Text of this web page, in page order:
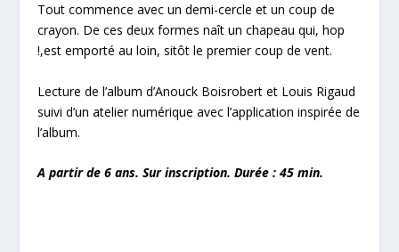
Tout commence avec un demi-cercle et un coup de
crayon. De ces deux formes naît un chapeau qui, hop
!,est emporté au loin, sitôt le premier coup de vent.
Lecture de l’album d’Anouck Boisrobert et Louis Rigaud
suivi d’un atelier numérique avec l’application inspirée de
l’album.
A partir de 6 ans. Sur inscription. Durée : 45 min.